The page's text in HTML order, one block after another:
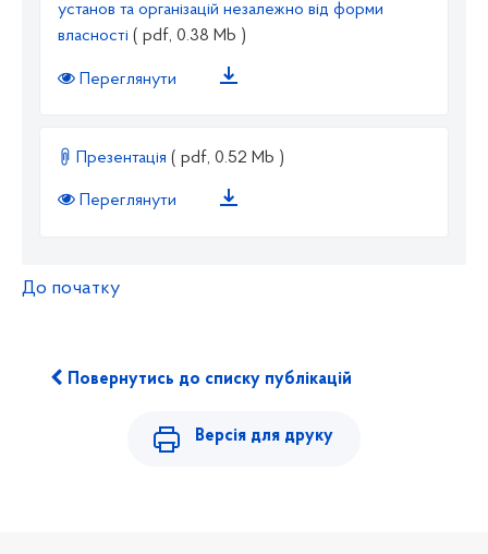
установ та організацій незалежно від форми
власності ( pdf, 0.38 Mb )
Переглянути
Презентація ( pdf, 0.52 Mb )
Переглянути
До початку
Повернутись до списку публікацій
Версія для друку